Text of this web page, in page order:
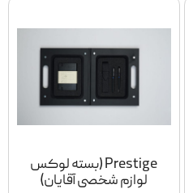
Prestige (بسته لوکس
لوازم شخصی آقایان)